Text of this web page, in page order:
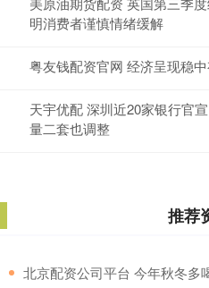
明消费者谨慎情绪缓解
粤友钱配资官网 经济呈现稳
天宇优配 深圳近20家银行官
量二套也调整
推荐
北京配资公司平台 今年秋冬多